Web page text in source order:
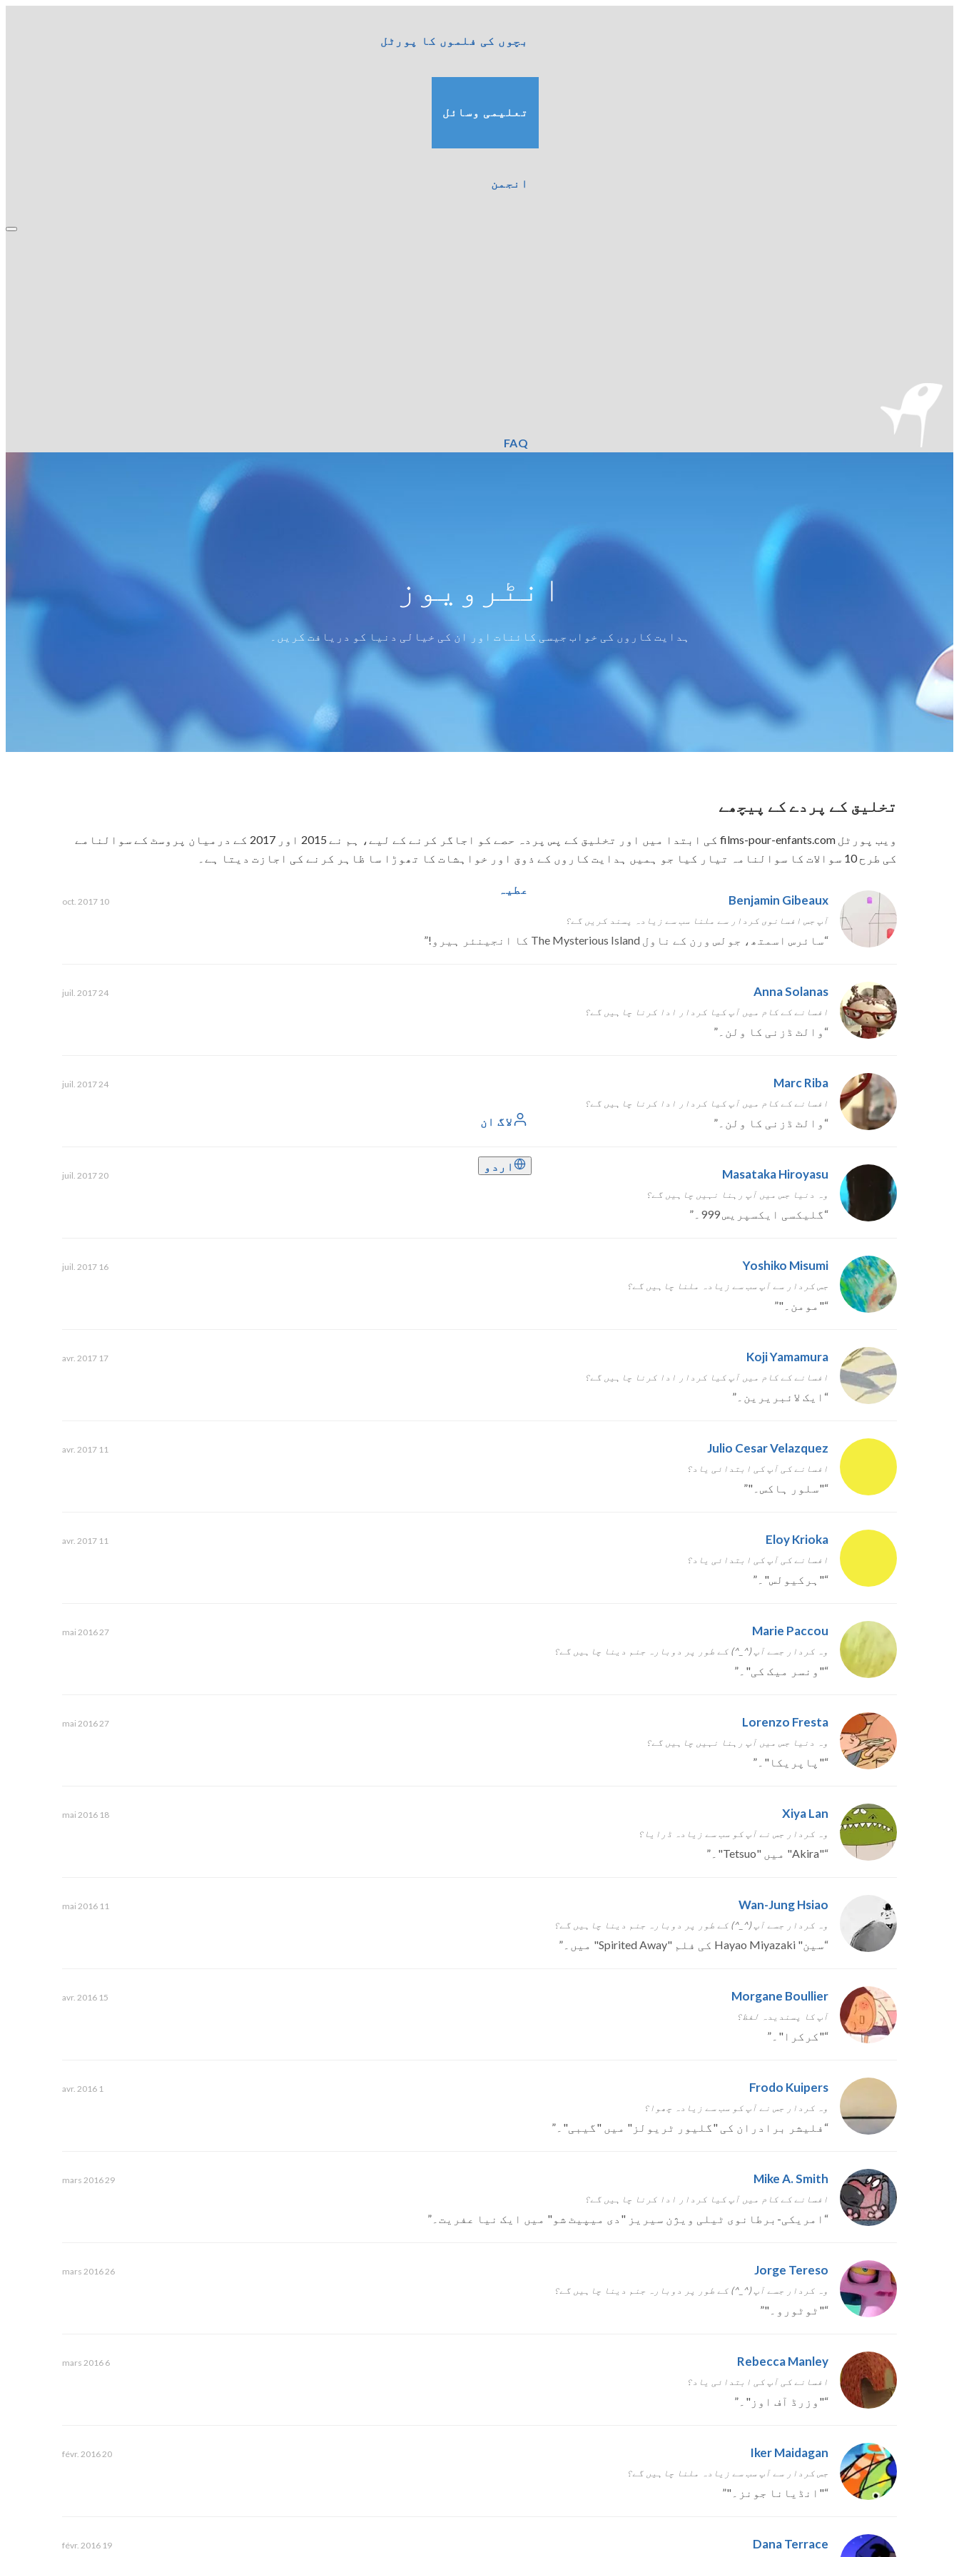
بچوں کی فلموں کا پورٹل
تعلیمی وسائل
انجمن
FAQ
عطیہ
لاگ ان
اردو
انٹرویوز
ہدایت کاروں کی خواب جیسی کائنات اور ان کی خیالی دنیا کو دریافت کریں۔
تخلیق کے پردے کے پیچھے
ویب پورٹل films-pour-enfants.com کی ابتدا میں اور تخلیق کے پس پردہ حصے کو اجاگر کرنے کے لیے، ہم نے 2015 اور 2017 کے درمیان پروسٹ کے سوالنامے
کی طرح 10 سوالات کا سوالنامہ تیار کیا جو ہمیں ہدایت کاروں کے ذوق اور خواہشات کا تھوڑا سا ظاہر کرنے کی اجازت دیتا ہے۔
Benjamin Gibeaux
10 oct. 2017
آپ جس افسانوی کردار سے ملنا سب سے زیادہ پسند کریں گے؟
“سائرس اسمتھ، جولس ورن کے ناول The Mysterious Island کا انجینئر ہیرو! ”
Anna Solanas
24 juil. 2017
افسانے کے کام میں آپ کیا کردار ادا کرنا چاہیں گے؟
“ والٹ ڈزنی کا ولن۔ ”
Marc Riba
24 juil. 2017
افسانے کے کام میں آپ کیا کردار ادا کرنا چاہیں گے؟
“ والٹ ڈزنی کا ولن۔ ”
Masataka Hiroyasu
20 juil. 2017
وہ دنیا جس میں آپ رہنا نہیں چاہیں گے؟
“گلیکسی ایکسپریس 999۔ ”
Yoshiko Misumi
16 juil. 2017
جس کردار سے آپ سب سے زیادہ ملنا چاہیں گے؟
“"مومن۔"”
Koji Yamamura
17 avr. 2017
افسانے کے کام میں آپ کیا کردار ادا کرنا چاہیں گے؟
“ ایک لائبریرین۔ ”
Julio Cesar Velazquez
11 avr. 2017
افسانے کی آپ کی ابتدائی یاد؟
“"سلور ہاکس۔"”
Eloy Krioka
11 avr. 2017
افسانے کی آپ کی ابتدائی یاد؟
“"ہرکیولس"۔ ”
Marie Paccou
27 mai 2016
وہ کردار جسے آپ (^_^) کے طور پر دوبارہ جنم دینا چاہیں گے؟
“"ونسر میک کی"۔ ”
Lorenzo Fresta
27 mai 2016
وہ دنیا جس میں آپ رہنا نہیں چاہیں گے؟
“"پاپریکا"۔ ”
Xiya Lan
18 mai 2016
وہ کردار جس نے آپ کو سب سے زیادہ ڈرایا؟
“"Akira" میں "Tetsuo"۔ ”
Wan-Jung Hsiao
11 mai 2016
وہ کردار جسے آپ (^_^) کے طور پر دوبارہ جنم دینا چاہیں گے؟
“سین" Hayao Miyazaki کی فلم "Spirited Away" میں۔ ”
Morgane Boullier
15 avr. 2016
آپ کا پسندیدہ لفظ؟
“"کرکرا"۔ ”
Frodo Kuipers
1 avr. 2016
وہ کردار جس نے آپ کو سب سے زیادہ چھوا؟
“ فلیشر برادران کی "گلیور ٹریولز" میں "گیبی"۔ ”
Mike A. Smith
29 mars 2016
افسانے کے کام میں آپ کیا کردار ادا کرنا چاہیں گے؟
“ امریکی-برطانوی ٹیلی ویژن سیریز "دی میپیٹ شو" میں ایک نیا عفریت۔ ”
Jorge Tereso
26 mars 2016
وہ کردار جسے آپ (^_^) کے طور پر دوبارہ جنم دینا چاہیں گے؟
“"ٹوٹورو۔"”
Rebecca Manley
6 mars 2016
افسانے کی آپ کی ابتدائی یاد؟
“"وزرڈ آف اوز"۔ ”
Iker Maidagan
20 févr. 2016
جس کردار سے آپ سب سے زیادہ ملنا چاہیں گے؟
“"انڈیانا جونز۔"”
Dana Terrace
19 févr. 2016